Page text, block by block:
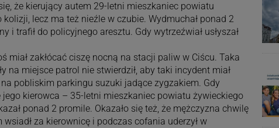
że kierujący autem 29-letni mieszkaniec powiatu
lecz ma też nieźle w czubie. Wydmuchał ponad 2
i trafił do policyjnego aresztu. Gdy wytrzeźwiał usłyszał
miał zakłócać ciszę nocną na stacji paliw w Ciścu. Taka
na miejsce patrol nie stwierdził, aby taki incydent miał
pobliskim parkingu suzuki jadące zygzakiem. Gdy
kierowca – 35-letni mieszkaniec powiatu żywieckiego
ponad 2 promile. Okazało się też, że mężczyzna chwilę
za kierownicę i podczas cofania uderzył w